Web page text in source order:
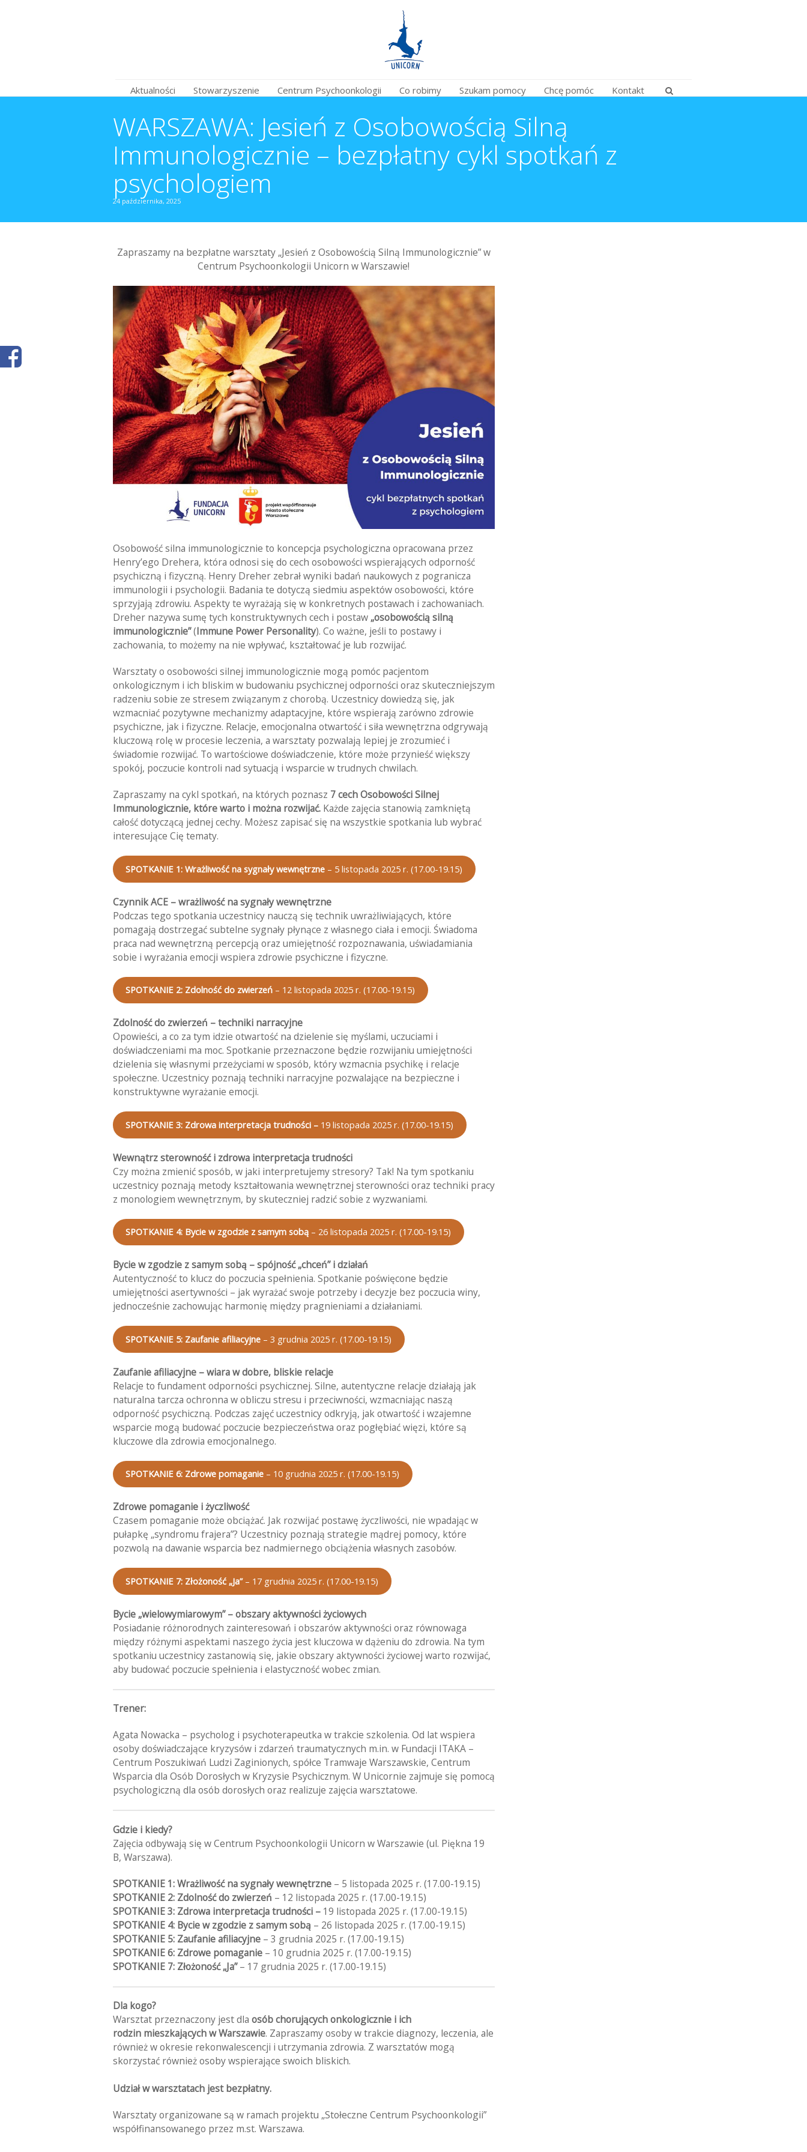
Aktualności Stowarzyszenie Centrum Psychoonkologii Co robimy Szukam pomocy Chcę pomóc Kontakt
WARSZAWA: Jesień z Osobowością Silną
Immunologicznie – bezpłatny cykl spotkań z
psychologiem
24 października, 2025
Zapraszamy na bezpłatne warsztaty „Jesień z Osobowością Silną Immunologicznie” w
Centrum Psychoonkologii Unicorn w Warszawie!
Osobowość silna immunologicznie to koncepcja psychologiczna opracowana przez
Henry’ego Drehera, która odnosi się do cech osobowości wspierających odporność
psychiczną i fizyczną. Henry Dreher zebrał wyniki badań naukowych z pogranicza
immunologii i psychologii. Badania te dotyczą siedmiu aspektów osobowości, które
sprzyjają zdrowiu. Aspekty te wyrażają się w konkretnych postawach i zachowaniach.
Dreher nazywa sumę tych konstruktywnych cech i postaw „osobowością silną
immunologicznie”(Immune Power Personality). Co ważne, jeśli to postawy i
zachowania, to możemy na nie wpływać, kształtować je lub rozwijać.
Warsztaty o osobowości silnej immunologicznie mogą pomóc pacjentom
onkologicznym i ich bliskim w budowaniu psychicznej odporności oraz skuteczniejszym
radzeniu sobie ze stresem związanym z chorobą. Uczestnicy dowiedzą się, jak
wzmacniać pozytywne mechanizmy adaptacyjne, które wspierają zarówno zdrowie
psychiczne, jak i fizyczne. Relacje, emocjonalna otwartość i siła wewnętrzna odgrywają
kluczową rolę w procesie leczenia, a warsztaty pozwalają lepiej je zrozumieć i
świadomie rozwijać. To wartościowe doświadczenie, które może przynieść większy
spokój, poczucie kontroli nad sytuacją i wsparcie w trudnych chwilach.
Zapraszamy na cykl spotkań, na których poznasz 7 cech Osobowości Silnej
Immunologicznie, które warto i można rozwijać. Każde zajęcia stanowią zamkniętą
całość dotyczącą jednej cechy. Możesz zapisać się na wszystkie spotkania lub wybrać
interesujące Cię tematy.
SPOTKANIE 1: Wrażliwość na sygnały wewnętrzne – 5 listopada 2025 r. (17.00-19.15)
Czynnik ACE – wrażliwość na sygnały wewnętrzne
Podczas tego spotkania uczestnicy nauczą się technik uwrażliwiających, które
pomagają dostrzegać subtelne sygnały płynące z własnego ciała i emocji. Świadoma
praca nad wewnętrzną percepcją oraz umiejętność rozpoznawania, uświadamiania
sobie i wyrażania emocji wspiera zdrowie psychiczne i fizyczne.
SPOTKANIE 2: Zdolność do zwierzeń – 12 listopada 2025 r. (17.00-19.15)
Zdolność do zwierzeń – techniki narracyjne
Opowieści, a co za tym idzie otwartość na dzielenie się myślami, uczuciami i
doświadczeniami ma moc. Spotkanie przeznaczone będzie rozwijaniu umiejętności
dzielenia się własnymi przeżyciami w sposób, który wzmacnia psychikę i relacje
społeczne. Uczestnicy poznają techniki narracyjne pozwalające na bezpieczne i
konstruktywne wyrażanie emocji.
SPOTKANIE 3: Zdrowa interpretacja trudności – 19 listopada 2025 r. (17.00-19.15)
Wewnątrz sterowność i zdrowa interpretacja trudności
Czy można zmienić sposób, w jaki interpretujemy stresory? Tak! Na tym spotkaniu
uczestnicy poznają metody kształtowania wewnętrznej sterowności oraz techniki pracy
z monologiem wewnętrznym, by skuteczniej radzić sobie z wyzwaniami.
SPOTKANIE 4: Bycie w zgodzie z samym sobą – 26 listopada 2025 r. (17.00-19.15)
Bycie w zgodzie z samym sobą – spójność „chceń” i działań
Autentyczność to klucz do poczucia spełnienia. Spotkanie poświęcone będzie
umiejętności asertywności – jak wyrażać swoje potrzeby i decyzje bez poczucia winy,
jednocześnie zachowując harmonię między pragnieniami a działaniami.
SPOTKANIE 5: Zaufanie afiliacyjne – 3 grudnia 2025 r. (17.00-19.15)
Zaufanie afiliacyjne – wiara w dobre, bliskie relacje
Relacje to fundament odporności psychicznej. Silne, autentyczne relacje działają jak
naturalna tarcza ochronna w obliczu stresu i przeciwności, wzmacniając naszą
odporność psychiczną. Podczas zajęć uczestnicy odkryją, jak otwartość i wzajemne
wsparcie mogą budować poczucie bezpieczeństwa oraz pogłębiać więzi, które są
kluczowe dla zdrowia emocjonalnego.
SPOTKANIE 6: Zdrowe pomaganie – 10 grudnia 2025 r. (17.00-19.15)
Zdrowe pomaganie i życzliwość
Czasem pomaganie może obciążać. Jak rozwijać postawę życzliwości, nie wpadając w
pułapkę „syndromu frajera”? Uczestnicy poznają strategie mądrej pomocy, które
pozwolą na dawanie wsparcia bez nadmiernego obciążenia własnych zasobów.
SPOTKANIE 7: Złożoność „Ja”– 17 grudnia 2025 r. (17.00-19.15)
Bycie „wielowymiarowym” – obszary aktywności życiowych
Posiadanie różnorodnych zainteresowań i obszarów aktywności oraz równowaga
między różnymi aspektami naszego życia jest kluczowa w dążeniu do zdrowia. Na tym
spotkaniu uczestnicy zastanowią się, jakie obszary aktywności życiowej warto rozwijać,
aby budować poczucie spełnienia i elastyczność wobec zmian.
Trener:
Agata Nowacka – psycholog i psychoterapeutka w trakcie szkolenia. Od lat wspiera
osoby doświadczające kryzysów i zdarzeń traumatycznych m.in. w Fundacji ITAKA –
Centrum Poszukiwań Ludzi Zaginionych, spółce Tramwaje Warszawskie, Centrum
Wsparcia dla Osób Dorosłych w Kryzysie Psychicznym. W Unicornie zajmuje się pomocą
psychologiczną dla osób dorosłych oraz realizuje zajęcia warsztatowe.
Gdzie i kiedy?
Zajęcia odbywają się w Centrum Psychoonkologii Unicorn w Warszawie (ul. Piękna 19
B, Warszawa).
SPOTKANIE 1: Wrażliwość na sygnały wewnętrzne – 5 listopada 2025 r. (17.00-19.15)
SPOTKANIE 2: Zdolność do zwierzeń – 12 listopada 2025 r. (17.00-19.15)
SPOTKANIE 3: Zdrowa interpretacja trudności – 19 listopada 2025 r. (17.00-19.15)
SPOTKANIE 4: Bycie w zgodzie z samym sobą – 26 listopada 2025 r. (17.00-19.15)
SPOTKANIE 5: Zaufanie afiliacyjne – 3 grudnia 2025 r. (17.00-19.15)
SPOTKANIE 6: Zdrowe pomaganie – 10 grudnia 2025 r. (17.00-19.15)
SPOTKANIE 7: Złożoność „Ja”– 17 grudnia 2025 r. (17.00-19.15)
Dla kogo?
Warsztat przeznaczony jest dla osób chorujących onkologicznie i ich
rodzin mieszkających w Warszawie. Zapraszamy osoby w trakcie diagnozy, leczenia, ale
również w okresie rekonwalescencji i utrzymania zdrowia. Z warsztatów mogą
skorzystać również osoby wspierające swoich bliskich.
Udział w warsztatach jest bezpłatny.
Warsztaty organizowane są w ramach projektu „Stołeczne Centrum Psychoonkologii”
współfinansowanego przez m.st. Warszawa.